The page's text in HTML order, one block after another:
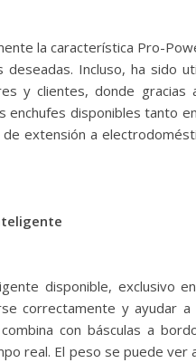
la característica Pro-
deseadas. Incluso, ha sido
y clientes, donde
disponibles tanto
extensión a
disponible, exclusivo
correctamente y ayudar
con básculas a
real. El peso se puede ver